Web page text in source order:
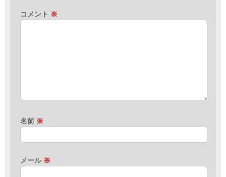
コメント ※
名前 ※
メール ※